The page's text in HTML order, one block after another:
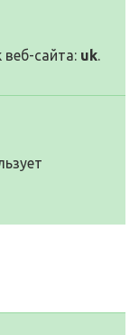
сайта: uk.